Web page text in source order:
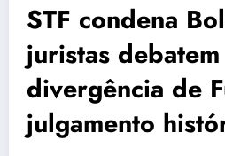
STF condena
juristas
divergência de
julgamento